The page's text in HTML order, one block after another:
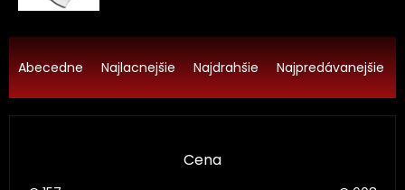
R
a
d
e
Abecedne Najlacnejšie Najdrahšie Najpredávanejšie
Cena